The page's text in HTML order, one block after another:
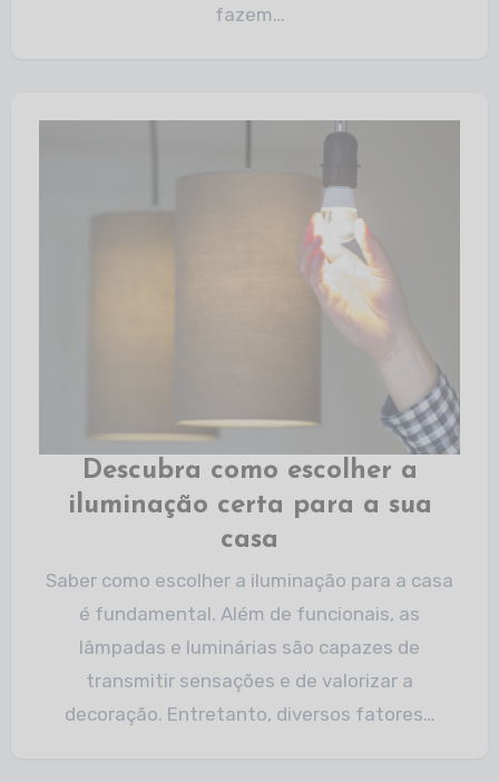
fazem…
Descubra como escolher a
iluminação certa para a sua
casa
Saber como escolher a iluminação para a casa
é fundamental. Além de funcionais, as
lâmpadas e luminárias são capazes de
transmitir sensações e de valorizar a
decoração. Entretanto, diversos fatores…